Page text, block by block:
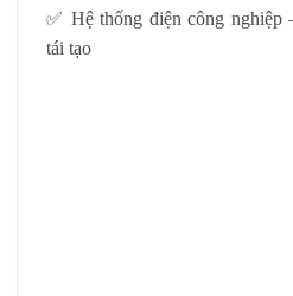
✅ Hệ thống điện công nghiệp
tái tạo